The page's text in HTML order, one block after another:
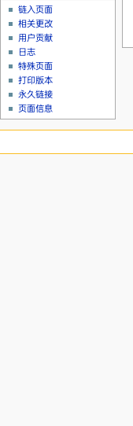
链入页面
相关更改
用户贡献
日志
特殊页面
打印版本
永久链接
页面信息